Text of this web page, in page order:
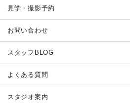
見学・撮影予約
お問い合わせ
スタッフBLOG
よくある質問
スタジオ案内